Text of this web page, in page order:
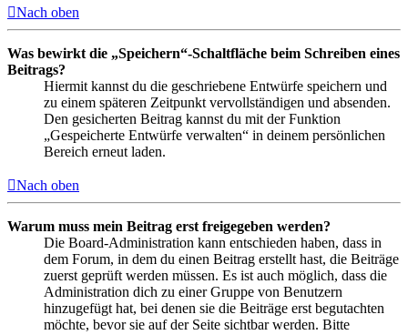
Nach oben
Was bewirkt die „Speichern“-Schaltfläche beim Schreiben eines
Beitrags?
Hiermit kannst du die geschriebene Entwürfe speichern und
zu einem späteren Zeitpunkt vervollständigen und absenden.
Den gesicherten Beitrag kannst du mit der Funktion
„Gespeicherte Entwürfe verwalten“ in deinem persönlichen
Bereich erneut laden.
Nach oben
Warum muss mein Beitrag erst freigegeben werden?
Die Board-Administration kann entschieden haben, dass in
dem Forum, in dem du einen Beitrag erstellt hast, die Beiträge
zuerst geprüft werden müssen. Es ist auch möglich, dass die
Administration dich zu einer Gruppe von Benutzern
hinzugefügt hat, bei denen sie die Beiträge erst begutachten
möchte, bevor sie auf der Seite sichtbar werden. Bitte